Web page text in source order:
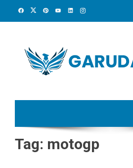
Tag: motogp